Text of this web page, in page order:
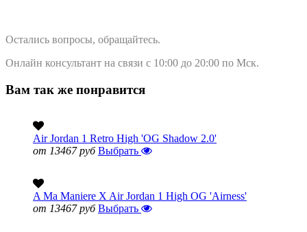
Остались вопросы, обращайтесь.
Онлайн консультант на связи с 10:00 до 20:00 по Мск.
Вам так же понравится
Air Jordan 1 Retro High 'OG Shadow 2.0'
от 13467 руб Выбрать
A Ma Maniere X Air Jordan 1 High OG 'Airness'
от 13467 руб Выбрать